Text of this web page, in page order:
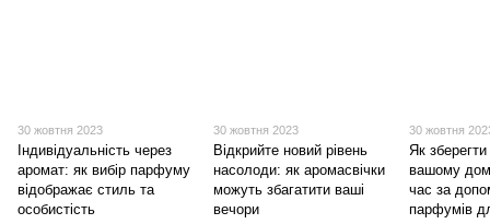
30 жовтня 2023
Індивідуальність через
аромат: як вибір парфуму
відображає стиль та
особистість
30 жовтня 2023
Відкрийте новий рівень
насолоди: як аромасвічки
можуть збагатити ваші
вечори
30 жовтня
Як зберегти
вашому
час за
парфумів